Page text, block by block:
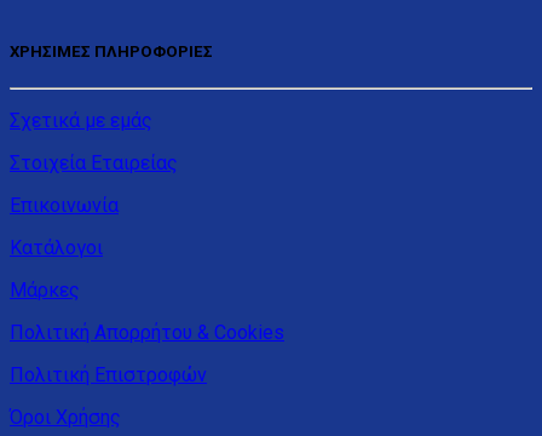
ΧΡΗΣΙΜΕΣ ΠΛΗΡΟΦΟΡΙΕΣ
Σχετικά με εμάς
Στοιχεία Εταιρείας
Επικοινωνία
Κατάλογοι
Μάρκες
Πολιτική Απορρήτου & Cookies
Πολιτική Επιστροφών
Όροι Χρήσης